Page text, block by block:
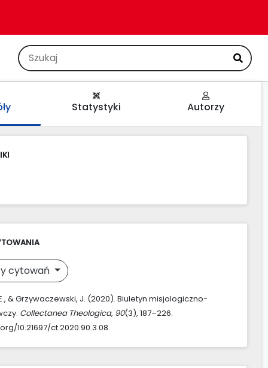
Statystyki Autorzy
cytowań
& Grzywaczewski, J. (2020). Biuletyn misjologiczno-
Collectanea Theologica, 90(3), 187–226.
10.21697/ct.2020.90.3.08